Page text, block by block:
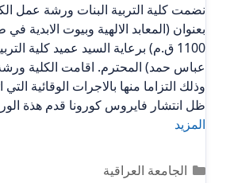
نضمت كلية التربية البنات ورشة عمل
1100 ق.م) برعاية السيد عميد كلية
عباس حمد) المحترم. اقامت الكلية
وذلك التزاما منها بالاجرات الوقائية
ظل انتشار فايروس كورونا قدم هذة
المزيد
التصنيفات
الجامعة العراقية